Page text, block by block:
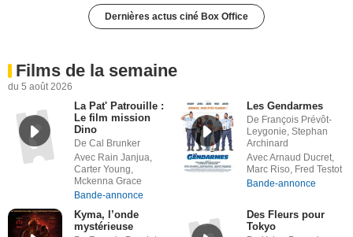
Dernières actus ciné Box Office
Films de la semaine
du 5 août 2026
La Pat' Patrouille :
Le film mission
Dino
De Cal Brunker
Avec Rain Janjua,
Carter Young,
Mckenna Grace
Bande-annonce
Les Gendarmes
De François Prévôt-
Leygonie, Stephan
Archinard
Avec Arnaud Ducret,
Marc Riso, Fred Testot
Bande-annonce
Kyma, l’onde
mystérieuse
Des Fleurs pour
Tokyo